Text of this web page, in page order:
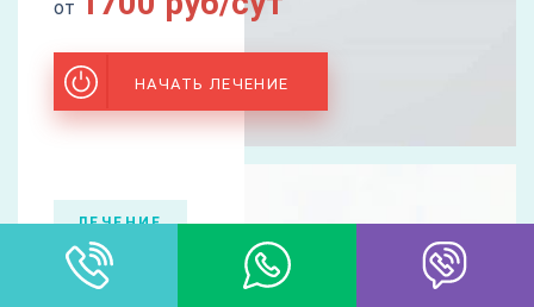
от
НАЧАТЬ ЛЕЧЕНИЕ
ЛЕЧЕНИЕ
Алкоголизма